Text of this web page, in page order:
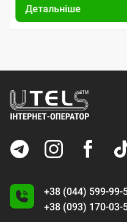
Детальніше
+38 (044) 599-99-
+38 (093) 170-03-